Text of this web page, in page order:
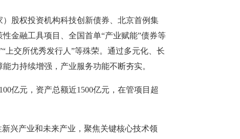
股权投资机构科技创新债券、北京首例集
金融工具项目、全国首单“产业赋能”债券等
上交所优秀发行人”等殊荣。通过多元化、长
力持续增强，产业服务功能不断夯实。
亿元，资产总额近1500亿元，在管项目超
兴产业和未来产业，聚焦关键核心技术领